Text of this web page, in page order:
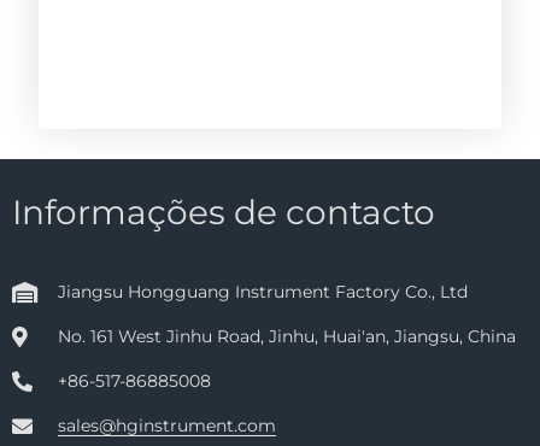
Informações de contacto
Jiangsu Hongguang Instrument Factory Co., Ltd
No. 161 West Jinhu Road, Jinhu, Huai'an, Jiangsu, China
+86-517-86885008
sales@hginstrument.com